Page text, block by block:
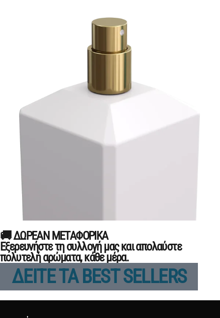
🚚 ΔΩΡΕΑΝ ΜΕΤΑΦΟΡΙΚΑ
Εξερευνήστε τη συλλογή μας και απολαύστε
πολυτελή αρώματα, κάθε μέρα.
ΔΕΙΤΕ ΤΑ BEST SELLERS